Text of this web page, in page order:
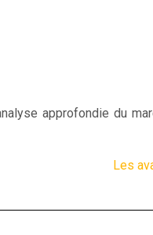
approfondie du
Les